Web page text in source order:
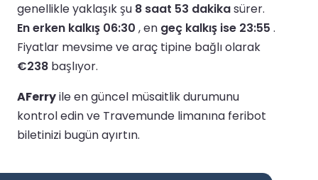
genellikle yaklaşık şu 8 saat 53 dakikasürer.
En erken kalkış 06:30 , en geç kalkış ise 23:55 .
Fiyatlar mevsime ve araç tipine bağlı olarak
€238 başlıyor.
AFerryile en güncel müsaitlik durumunu
kontrol edin ve Travemunde limanına feribot
biletinizi bugün ayırtın.